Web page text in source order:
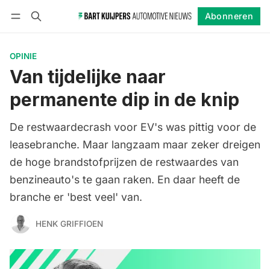
Abonneren
OPINIE
Van tijdelijke naar
permanente dip in de knip
De restwaardecrash voor EV's was pittig voor de
leasebranche. Maar langzaam maar zeker dreigen
de hoge brandstofprijzen de restwaardes van
benzineauto's te gaan raken. En daar heeft de
branche er 'best veel' van.
HENK GRIFFIOEN